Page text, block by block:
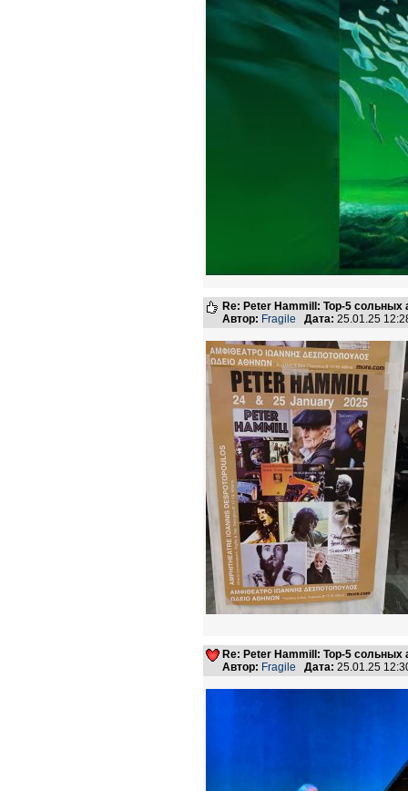
Re: Peter Hammill: Top-5 сольных
Автор: Fragile Дата: 25.01.25
Re: Peter Hammill: Top-5 сольных
Автор: Fragile Дата: 25.01.25